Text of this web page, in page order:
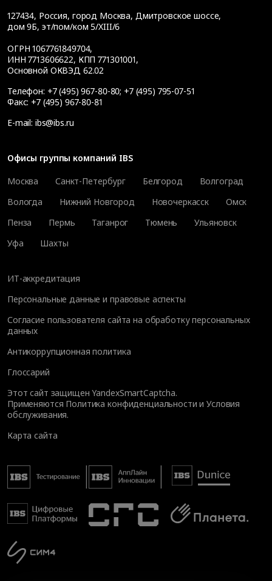
127434, Россия, город Москва, Дмитровское шоссе,
дом 9Б, эт/пом/ком 5/XIII/6
ОГРН 1067761849704,
ИНН 7713606622, КПП 771301001,
Основной ОКВЭД 62.02
Телефон: +7 (495) 967-80-80; +7 (495) 795-07-51
Факс: +7 (495) 967-80-81
E-mail: ibs@ibs.ru
Офисы группы компаний IBS
Москва
Санкт-Петербург Белгород
Волгоград
Вологда
Нижний Новгород Новочеркасск
Омск
Пенза
Пермь Таганрог Тюмень
Ульяновск
Уфа
Шахты
ИТ-аккредитация
Персональные данные и правовые аспекты
Согласие пользователя сайта на обработку персональных
данных
Антикоррупционная политика
Глоссарий
Этот сайт защищен YandexSmartCaptcha.
Применяются Политика конфиденциальности иУсловия
обслуживания.
Карта сайта